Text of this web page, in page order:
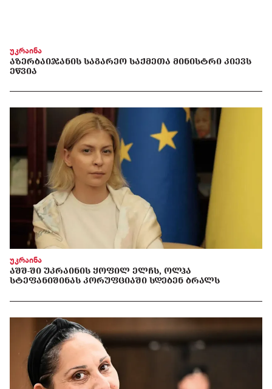
უკრაინა
ᲐᲖᲔᲠᲑᲐᲘᲯᲐᲜᲘᲡ ᲡᲐᲒᲐᲠᲔᲝ ᲡᲐᲥᲛᲔᲗᲐ ᲛᲘᲜᲘᲡᲢᲠᲘ ᲙᲘᲔᲕᲡ
ᲔᲬᲕᲘᲐ
უკრაინა
ᲐᲨᲨ-ᲨᲘ ᲣᲙᲠᲐᲘᲜᲘᲡ ᲧᲝᲤᲘᲚ ᲔᲚᲩᲡ, ᲝᲚᲰᲐ
ᲡᲢᲔᲤᲐᲜᲘᲨᲘᲜᲐᲡ ᲙᲝᲠᲣᲤᲪᲘᲐᲨᲘ ᲡᲓᲔᲑᲔᲜ ᲑᲠᲐᲚᲡ